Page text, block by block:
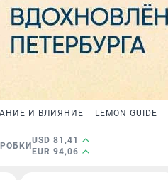
И ВЛИЯНИЕ LEMON GUIDE
USD 81,41
EUR 94,06